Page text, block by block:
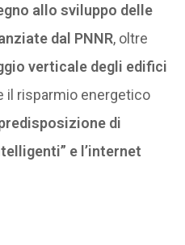
allo sviluppo delle
dal PNNR, oltre
verticale degli edifici
il risparmio energetico
di
e l’internet